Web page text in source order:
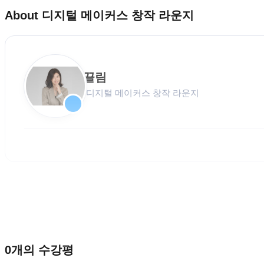
About 디지털 메이커스 창작 라운지
끌림
디지털 메이커스 창작 라운지
0개의 수강평